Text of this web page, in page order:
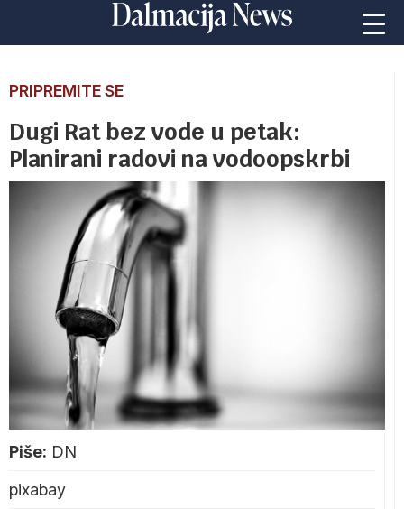
PRIPREMITE SE
Dugi Rat bez vode u petak:
Planirani radovi na vodoopskrbi
Piše: DN
pixabay